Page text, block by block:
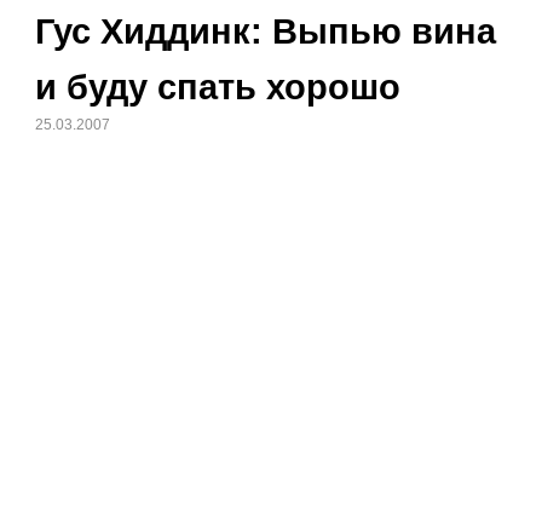
Гус Хиддинк: Выпью вина
и буду спать хорошо
25.03.2007